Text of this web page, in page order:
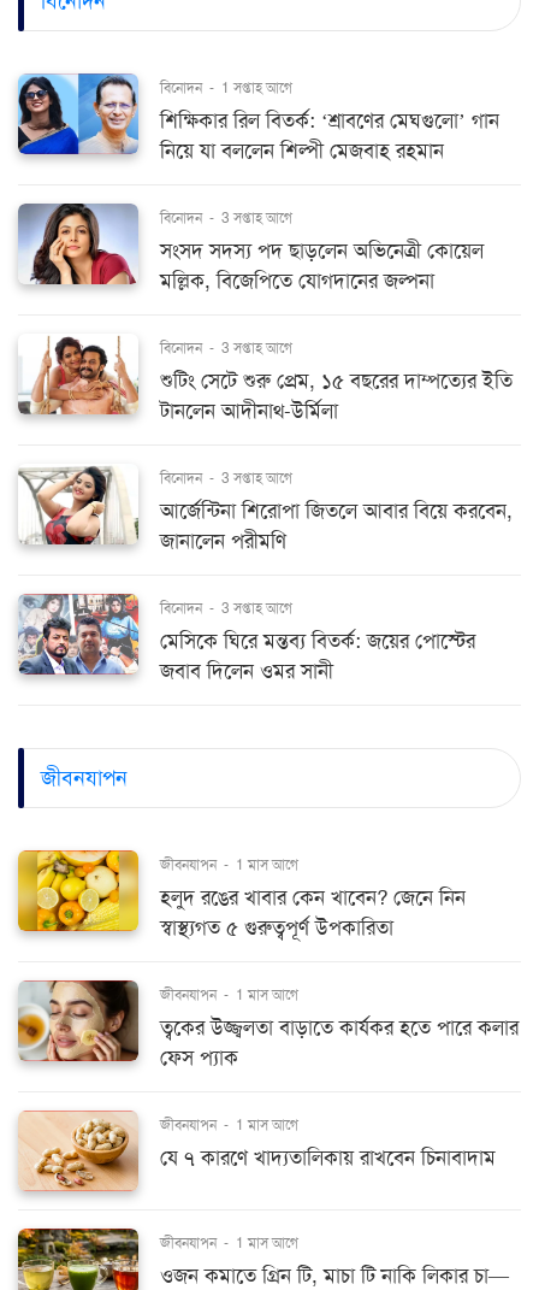
বিনোদন - 1 সপ্তাহ আগে
শিক্ষিকার রিল বিতর্ক: ‘শ্রাবণের মেঘগুলো’ গান
নিয়ে যা বললেন শিল্পী মেজবাহ রহমান
বিনোদন - 3 সপ্তাহ আগে
সংসদ সদস্য পদ ছাড়লেন অভিনেত্রী কোয়েল
মল্লিক, বিজেপিতে যোগদানের জল্পনা
বিনোদন - 3 সপ্তাহ আগে
শুটিং সেটে শুরু প্রেম, ১৫ বছরের দাম্পত্যের ইতি
টানলেন আদীনাথ-উর্মিলা
বিনোদন - 3 সপ্তাহ আগে
আর্জেন্টিনা শিরোপা জিতলে আবার বিয়ে করবেন,
জানালেন পরীমণি
বিনোদন - 3 সপ্তাহ আগে
মেসিকে ঘিরে মন্তব্য বিতর্ক: জয়ের পোস্টের
জবাব দিলেন ওমর সানী
জীবনযাপন
জীবনযাপন - 1 মাস আগে
হলুদ রঙের খাবার কেন খাবেন? জেনে নিন
স্বাস্থ্যগত ৫ গুরুত্বপূর্ণ উপকারিতা
জীবনযাপন - 1 মাস আগে
ত্বকের উজ্জ্বলতা বাড়াতে কার্যকর হতে পারে কলার
ফেস প্যাক
জীবনযাপন - 1 মাস আগে
যে ৭ কারণে খাদ্যতালিকায় রাখবেন চিনাবাদাম
জীবনযাপন - 1 মাস আগে
ওজন কমাতে গ্রিন টি, মাচা টি নাকি লিকার চা—